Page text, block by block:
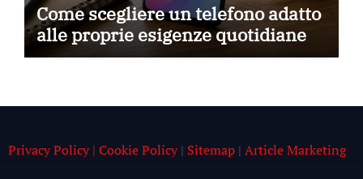
Come scegliere un telefono adatto
alle proprie esigenze quotidiane
Privacy Policy | Cookie Policy| Sitemap| Article Marketing